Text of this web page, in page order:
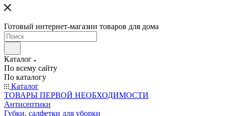
Готовый интернет-магазин товаров для дома
Каталог
По всему сайту
По каталогу
Каталог
ТОВАРЫ ПЕРВОЙ НЕОБХОДИМОСТИ
Антисептики
Губки, салфетки для уборки